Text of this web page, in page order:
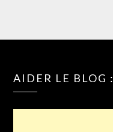
AIDER LE BLOG :